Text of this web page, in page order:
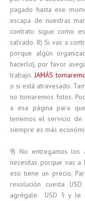
pagado hasta ese
escapa de nuestras
contrato sigue como
salvado. 8) Si vas a
porque algún
hacerlo), por favor
trabajo.JAMÁS
o si está atravesado.
no tomaremos fotos.
a esa página para
tenemos el servicio de
siempre es más
9) No entregamos los
necesitas porque vas
eso tiene un precio.
resolución cuesta
agrégale USD 5 y le